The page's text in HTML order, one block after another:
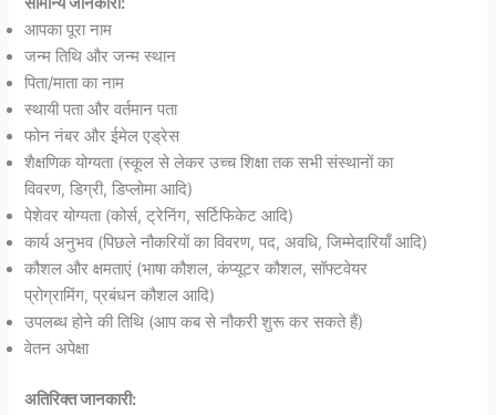
आपका पूरा नाम
जन्म तिथि और जन्म स्थान
पिता/माता का नाम
स्थायी पता और वर्तमान पता
फोन नंबर और ईमेल एड्रेस
शैक्षणिक योग्यता (स्कूल से लेकर उच्च शिक्षा तक सभी संस्थानों का
विवरण, डिग्री, डिप्लोमा आदि)
पेशेवर योग्यता (कोर्स, ट्रेनिंग, सर्टिफिकेट आदि)
कार्य अनुभव (पिछले नौकरियों का विवरण, पद, अवधि, जिम्मेदारियाँ आदि)
कौशल और क्षमताएं (भाषा कौशल, कंप्यूटर कौशल, सॉफ्टवेयर
प्रोग्रामिंग, प्रबंधन कौशल आदि)
उपलब्ध होने की तिथि (आप कब से नौकरी शुरू कर सकते हैं)
वेतन अपेक्षा
अतिरिक्त जानकारी: